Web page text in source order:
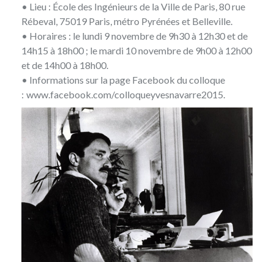
• Lieu : École des Ingénieurs de la Ville de Paris, 80 rue
Rébeval, 75019 Paris, métro Pyrénées et Belleville.
• Horaires : le lundi 9 novembre de 9h30 à 12h30 et de
14h15 à 18h00 ; le mardi 10 novembre de 9h00 à 12h00
et de 14h00 à 18h00.
• Informations sur la page Facebook du colloque
: www.facebook.com/colloqueyvesnavarre2015.